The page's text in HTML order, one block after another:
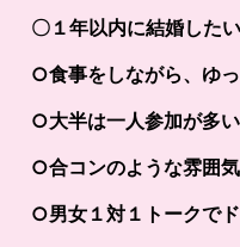
〇１年以内に結婚した
○食事をしながら、ゆ
○大半は一人参加が多
○合コンのような雰囲気
○男女１対１トークで